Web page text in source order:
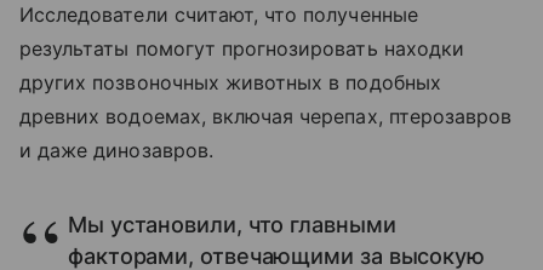
Исследователи считают, что полученные
результаты помогут прогнозировать находки
других позвоночных животных в подобных
древних водоемах, включая черепах, птерозавров
и даже динозавров.
Мы установили, что главными
факторами, отвечающими за высокую